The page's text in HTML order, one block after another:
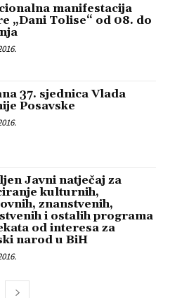
manifestacija
„Dani Tolise“ od 08. do
37. sjednica Vlada
Posavske
Javni natječaj za
kulturnih,
znanstvenih,
i ostalih programa
od interesa za
narod u BiH